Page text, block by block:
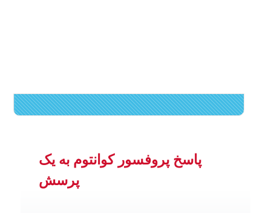
پاسخ پروفسور کوانتوم به یک
پرسش